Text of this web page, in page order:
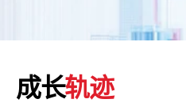
成长轨迹